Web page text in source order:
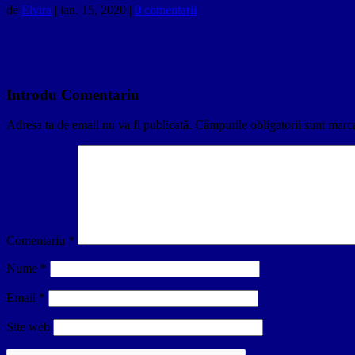
de Elvira | ian. 15, 2020 | 0 comentarii
Introdu Comentariu
Adresa ta de email nu va fi publicată. Câmpurile obligatorii sunt
Comentariu *
Nume *
Email *
Site web